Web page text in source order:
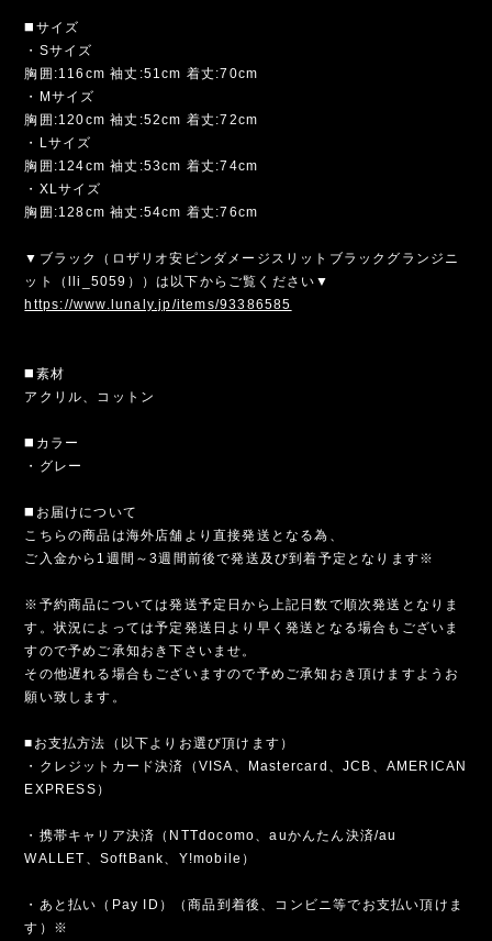
◼️サイズ
・Sサイズ
胸囲:116cm 袖丈:51cm 着丈:70cm
・Mサイズ
胸囲:120cm 袖丈:52cm 着丈:72cm
・Lサイズ
胸囲:124cm 袖丈:53cm 着丈:74cm
・XLサイズ
胸囲:128cm 袖丈:54cm 着丈:76cm
▼ブラック（ロザリオ安ピンダメージスリットブラックグランジニ
ット（lli_5059））は以下からご覧ください▼
https://www.lunaly.jp/items/93386585
◼️素材
アクリル、コットン
◼️カラー
・グレー
◼️お届けについて
こちらの商品は海外店舗より直接発送となる為、
ご入金から1週間～3週間前後で発送及び到着予定となります※
※予約商品については発送予定日から上記日数で順次発送となりま
す。状況によっては予定発送日より早く発送となる場合もございま
すので予めご承知おき下さいませ。
その他遅れる場合もございますので予めご承知おき頂けますようお
願い致します。
■お支払方法（以下よりお選び頂けます）
・クレジットカード決済（VISA、Mastercard、JCB、AMERICAN
EXPRESS）
・携帯キャリア決済（NTTdocomo、auかんたん決済/au
WALLET、SoftBank、Y!mobile）
・あと払い（Pay ID）（商品到着後、コンビニ等でお支払い頂けま
す）※